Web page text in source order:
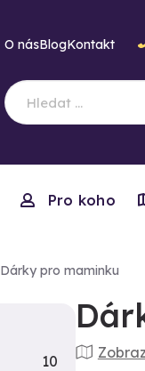
O násBlogKontakt
Pro koho
Dárky pro maminku
10